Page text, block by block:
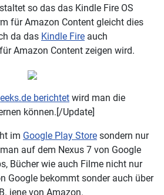
so das das Kindle Fire OS
für Amazon Content gleicht dies
da das Kindle Fire auch
Amazon Content zeigen wird.
berichtet wird man die
können.[/Update]
im Google Play Store sondern nur
auf dem Nexus 7 von Google
Bücher wie auch Filme nicht nur
Google bekommt sonder auch über
jene von Amazon.